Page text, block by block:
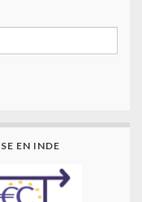
EN INDE